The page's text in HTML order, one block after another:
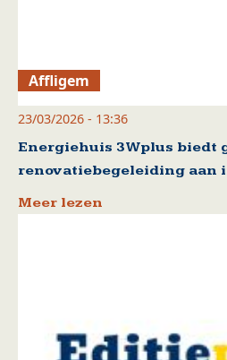
Affligem
23/03/2026 - 13:36
Energiehuis 3Wplus biedt
renovatiebegeleiding aan
Meer lezen